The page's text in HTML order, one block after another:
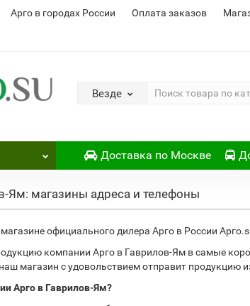
Арго в городах России Оплата заказов
Везде
Доставка по Москве
Ям: магазины адреса и телефоны
официального дилера Арго в России
компании Арго в Гаврилов-Ям в самые
магазин с удовольствием отправит продукцию
Арго в Гаврилов-Ям?